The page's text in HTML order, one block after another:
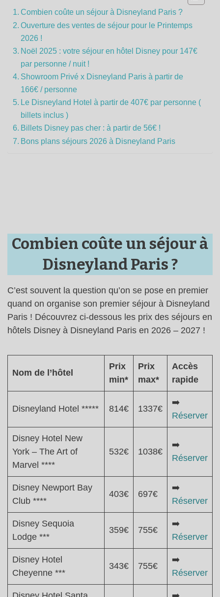
Combien coûte un séjour à Disneyland Paris ?
Ouverture des ventes de séjour pour le Printemps
2026 !
Noël 2025 : votre séjour en hôtel Disney pour 147€
par personne / nuit !
Showroom Privé x Disneyland Paris à partir de
166€ / personne
Le Disneyland Hotel à partir de 407€ par personne (
billets inclus )
Billets Disney pas cher : à partir de 56€ !
Bons plans séjours 2026 à Disneyland Paris
Combien coûte un séjour à
Disneyland Paris ?
C’est souvent la question qu’on se pose en premier
quand on organise son premier séjour à Disneyland
Paris ! Découvrez ci-dessous les prix des séjours en
hôtels Disney à Disneyland Paris en 2026 – 2027 !
Nom de l’hôtel
Prix
min*
Prix
max*
Accès
rapide
Disneyland Hotel ***** 814€ 1337€
➡️
Réserver
Disney Hotel New
York – The Art of
Marvel ****
532€ 1038€
➡️
Réserver
Disney Newport Bay
Club ****
403€ 697€
➡️
Réserver
Disney Sequoia
Lodge ***
359€ 755€
➡️
Réserver
Disney Hotel
Cheyenne ***
343€ 755€
➡️
Réserver